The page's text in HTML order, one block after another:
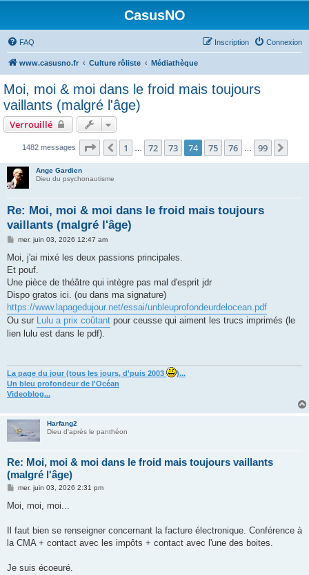
CasusNO
FAQ Connexion
Inscription
www.casusno.fr Culture rôliste Médiathèque
Moi, moi & moi dans le froid mais toujours
vaillants (malgré l'âge)
Verrouillé
1482 messages Page 74 sur 99
Précédent
1 72 73 74 75 76 99
Ange Gardien
Dieu du psychonautisme
Re: Moi, moi & moi dans le froid mais toujours
vaillants (malgré l'âge)
M
s
a
g
mer. juin 03, 2026 12:47 am
Moi, j'ai mixé les deux passions principales.
Et pouf.
Une pièce de théâtre qui intègre pas mal d'esprit jdr
Dispo gratos ici. (ou dans ma signature)
https://www.lapagedujour.net/essai/unbleuprofondeurdelocean.pdf
Ou sur Lulu a prix coûtant pour ceusse qui aiment les trucs imprimés (le
lien lulu est dans le pdf).
La page du jour (tous les jours, d'puis 2003
)...
Un bleu profondeur de l'Océan
Videoblog...
Harfang2
Dieu d'après le panthéon
Re: Moi, moi & moi dans le froid mais toujours vaillants
(malgré l'âge)
M
s
g
mer. juin 03, 2026 2:31 pm
Moi, moi, moi...
Il faut bien se renseigner concernant la facture électronique. Conférence à
la CMA + contact avec les impôts + contact avec l'une des boites.
Je suis écoeuré.